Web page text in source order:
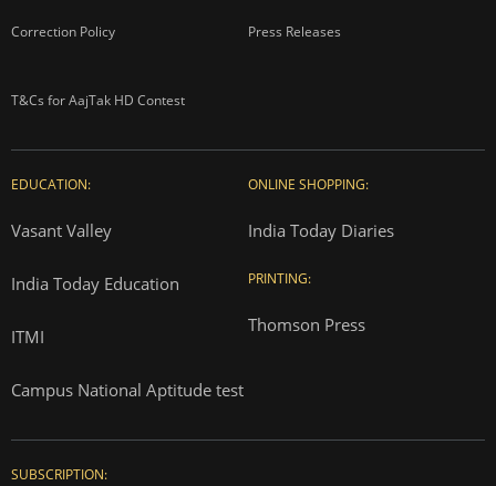
Correction Policy Press Releases
T&Cs for AajTak HD Contest
EDUCATION:
Vasant Valley
India Today Education
ITMI
Campus National Aptitude test
ONLINE SHOPPING:
India Today Diaries
PRINTING:
Thomson Press
SUBSCRIPTION: